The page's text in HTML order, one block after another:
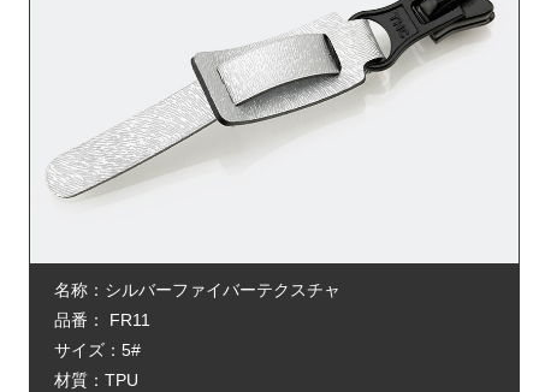
名称：シルバーファイバーテクスチャ
品番： FR11
サイズ：5#
材質：TPU